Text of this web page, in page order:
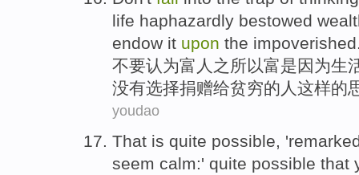
life haphazardly bestowed
endow it upon the impoverished
不要认为富人 之所以富是因为生
没有选择捐赠给贫穷的 人 这样的
youdao
That is quite possible, '
seem calm:' quite possible that